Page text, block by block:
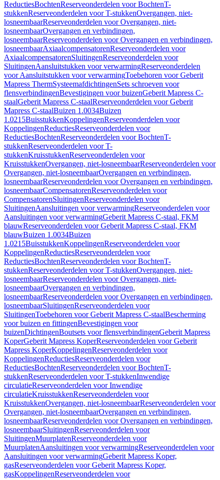
ReductiesBochtenReserveonderdelen voor BochtenT-
stukkenReserveonderdelen voor T-stukkenOvergangen, niet-
losneembaarReserveonderdelen voor Overgangen, niet-
losneembaarOvergangen en verbindingen,
losneembaarReserveonderdelen voor Overgangen en verbindingen,
losneembaarAxiaalcompensatorenReserveonderdelen voor
AxiaalcompensatorenSluitingenReserveonderdelen voor
SluitingenAansluitstukken voor verwarmingReserveonderdelen
voor Aansluitstukken voor verwarmingToebehoren voor Geberit
Mapress ThermSysteemafdichtingenSets schroeven voor
flensverbindingenBevestigingen voor buizenGeberit Mapress C-
staalGeberit Mapress C-staalReserveonderdelen voor Geberit
Mapress C-staalBuizen 1.0034Buizen
1.0215BuisstukkenKoppelingenReserveonderdelen voor
KoppelingenReductiesReserveonderdelen voor
ReductiesBochtenReserveonderdelen voor BochtenT-
stukkenReserveonderdelen voor T-
stukkenKruisstukkenReserveonderdelen voor
KruisstukkenOvergangen, niet-losneembaarReserveonderdelen voor
Overgangen, niet-losneembaarOvergangen en verbindingen,
losneembaarReserveonderdelen voor Overgangen en verbindingen,
losneembaarCompensatorenReserveonderdelen voor
CompensatorenSluitingenReserveonderdelen voor
SluitingenAansluitingen voor verwarmingReserveonderdelen voor
Aansluitingen voor verwarmingGeberit Mapress C-staal, FKM
blauwReserveonderdelen voor Geberit Mapress C-staal, FKM
blauwBuizen 1.0034Buizen
1.0215BuisstukkenKoppelingenReserveonderdelen voor
KoppelingenReductiesReserveonderdelen voor
ReductiesBochtenReserveonderdelen voor BochtenT-
stukkenReserveonderdelen voor T-stukkenOvergangen, niet-
losneembaarReserveonderdelen voor Overgangen, niet-
losneembaarOvergangen en verbindingen,
losneembaarReserveonderdelen voor Overgangen en verbindingen,
losneembaarSluitingenReserveonderdelen voor
SluitingenToebehoren voor Geberit Mapress C-staalBescherming
voor buizen en fittingenBevestigingen voor
buizenDichtingenBoutsets voor flensverbindingenGeberit Mapress
KoperGeberit Mapress KoperReserveonderdelen voor Geberit
Mapress KoperKoppelingenReserveonderdelen voor
KoppelingenReductiesReserveonderdelen voor
ReductiesBochtenReserveonderdelen voor BochtenT-
stukkenReserveonderdelen voor T-stukkenInwendige
circulatieReserveonderdelen voor Inwendige
circulatieKruisstukkenReserveonderdelen voor
KruisstukkenOvergangen, niet-losneembaarReserveonderdelen voor
Overgangen, niet-losneembaarOvergangen en verbindingen,
losneembaarReserveonderdelen voor Overgangen en verbindingen,
losneembaarSluitingenReserveonderdelen voor
SluitingenMuurplatenReserveonderdelen voor
MuurplatenAansluitingen voor verwarmingReserveonderdelen voor
Aansluitingen voor verwarmingGeberit Mapress Koper,
gasReserveonderdelen voor Geberit Mapress Koper,
gasKoppelingenReserveonderdelen voor